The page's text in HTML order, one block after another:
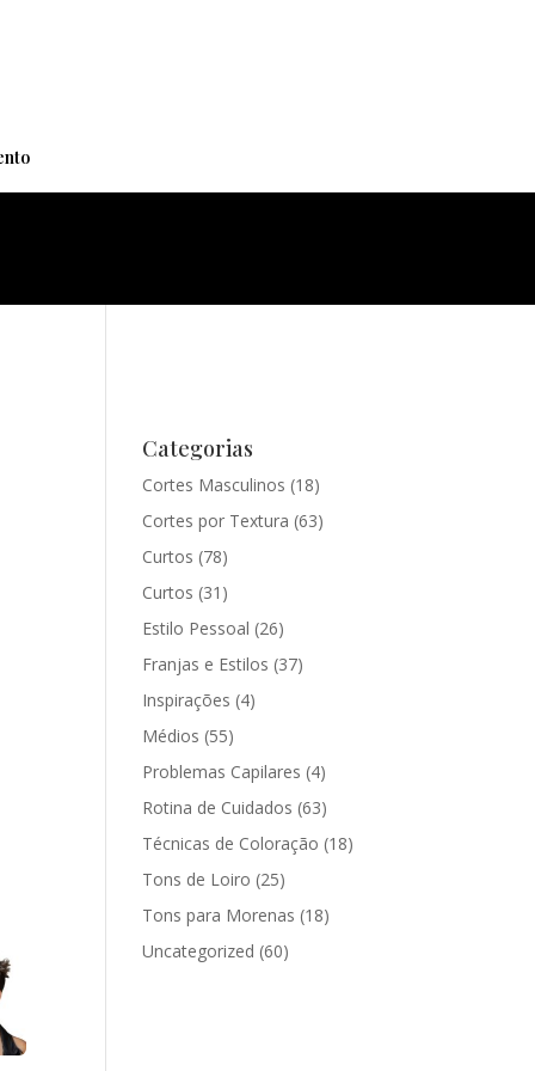
Categorias
Cortes Masculinos (18)
Cortes por Textura (63)
Curtos (78)
Curtos (31)
Estilo Pessoal (26)
Franjas e Estilos (37)
Inspirações (4)
Médios (55)
Problemas Capilares (4)
Rotina de Cuidados (63)
Técnicas de Coloração (18)
Tons de Loiro (25)
Tons para Morenas (18)
Uncategorized (60)